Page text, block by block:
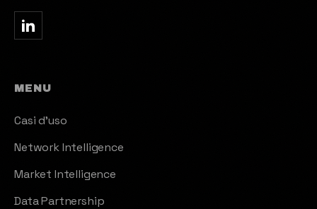
MENU
Casi d'uso
Network Intelligence
Market Intelligence
Data Partnership